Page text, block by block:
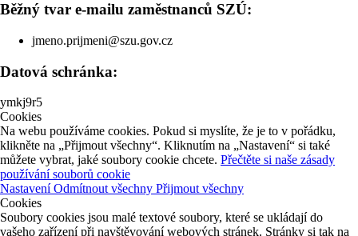
Běžný tvar e-mailu zaměstnanců SZÚ:
jmeno.prijmeni@szu.gov.cz
Datová schránka:
ymkj9r5
Cookies
Na webu používáme cookies. Pokud si myslíte, že je to v pořádku,
klikněte na „Přijmout všechny“. Kliknutím na „Nastavení“ si také
můžete vybrat, jaké soubory cookie chcete. Přečtěte si naše zásady
používání souborů cookie
Nastavení Odmítnout všechny Přijmout všechny
Cookies
Soubory cookies jsou malé textové soubory, které se ukládají do
vašeho zařízení při navštěvování webových stránek. Stránky si tak na